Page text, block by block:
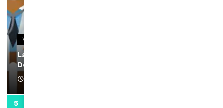
VIDEOS
La rubrique santé speciale coronavirus du
Docteur Makanda